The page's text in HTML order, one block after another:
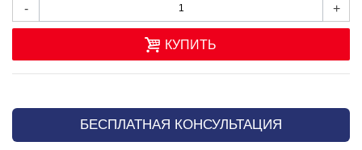
- +
КУПИТЬ
БЕСПЛАТНАЯ КОНСУЛЬТАЦИЯ